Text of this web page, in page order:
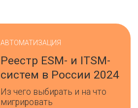
АВТОМАТИЗАЦИЯ
Реестр ESM- и ITSM-
систем в России 2024
Из чего выбирать и на что
мигрировать